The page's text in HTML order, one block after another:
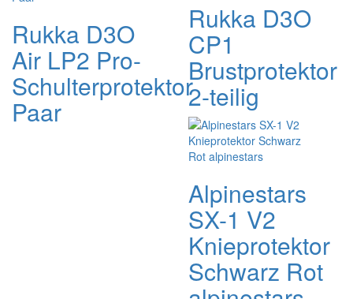
Rukka D3O
Air LP2 Pro-
Schulterprotektor
Paar
Rukka D3O
CP1
Brustprotektor
2-teilig
Alpinestars
SX-1 V2
Knieprotektor
Schwarz Rot